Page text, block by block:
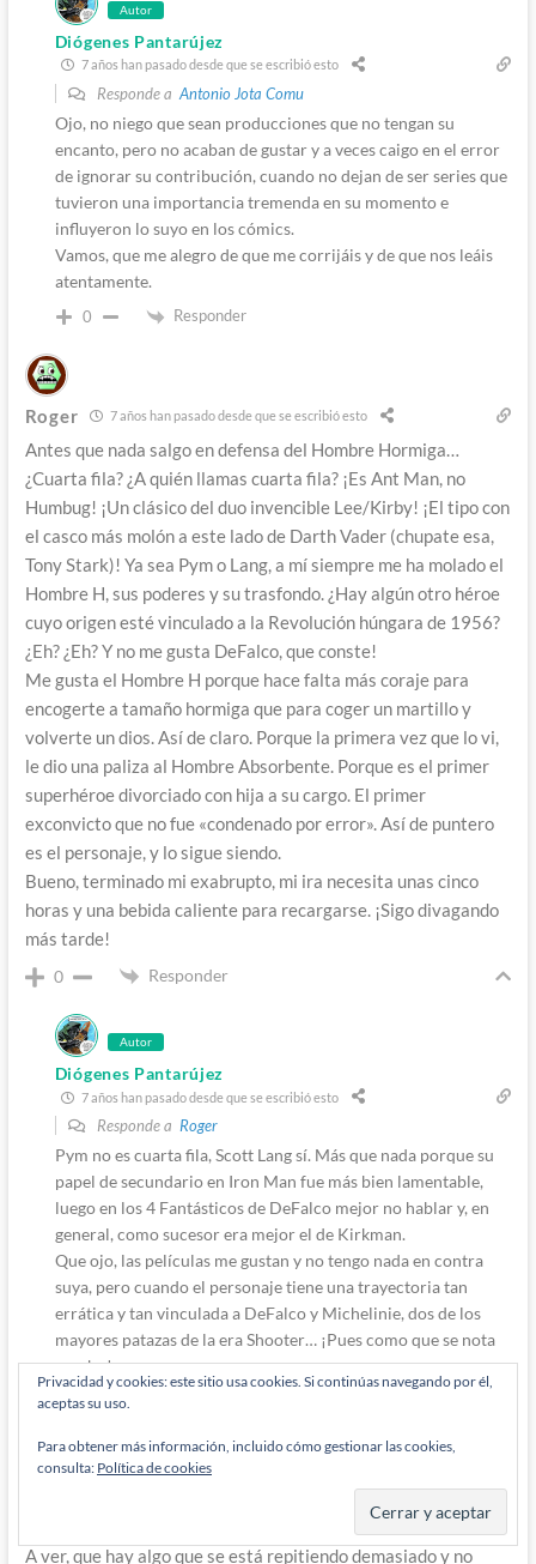
Autor
Diógenes Pantarújez
7 años han pasado desde que se escribió esto
Responde a Antonio Jota Comu
Ojo, no niego que sean producciones que no tengan su
encanto, pero no acaban de gustar y a veces caigo en el error
de ignorar su contribución, cuando no dejan de ser series que
tuvieron una importancia tremenda en su momento e
influyeron lo suyo en los cómics.
Vamos, que me alegro de que me corrijáis y de que nos leáis
atentamente.
0 Responder
Roger 7 años han pasado desde que se escribió esto
Antes que nada salgo en defensa del Hombre Hormiga…
¿Cuarta fila? ¿A quién llamas cuarta fila? ¡Es Ant Man, no
Humbug! ¡Un clásico del duo invencible Lee/Kirby! ¡El tipo con
el casco más molón a este lado de Darth Vader (chupate esa,
Tony Stark)! Ya sea Pym o Lang, a mí siempre me ha molado el
Hombre H, sus poderes y su trasfondo. ¿Hay algún otro héroe
cuyo origen esté vinculado a la Revolución húngara de 1956?
¿Eh? ¿Eh? Y no me gusta DeFalco, que conste!
Me gusta el Hombre H porque hace falta más coraje para
encogerte a tamaño hormiga que para coger un martillo y
volverte un dios. Así de claro. Porque la primera vez que lo vi,
le dio una paliza al Hombre Absorbente. Porque es el primer
superhéroe divorciado con hija a su cargo. El primer
exconvicto que no fue «condenado por error». Así de puntero
es el personaje, y lo sigue siendo.
Bueno, terminado mi exabrupto, mi ira necesita unas cinco
horas y una bebida caliente para recargarse. ¡Sigo divagando
más tarde!
0 Responder
Autor
Diógenes Pantarújez
7 años han pasado desde que se escribió esto
Responde a Roger
Pym no es cuarta fila, Scott Lang sí. Más que nada porque su
papel de secundario en Iron Man fue más bien lamentable,
luego en los 4 Fantásticos de DeFalco mejor no hablar y, en
general, como sucesor era mejor el de Kirkman.
Que ojo, las películas me gustan y no tengo nada en contra
suya, pero cuando el personaje tiene una trayectoria tan
errática y tan vinculada a DeFalco y Michelinie, dos de los
mayores patazas de la era Shooter… ¡Pues como que se nota
mucho!
0
A ver, que hay algo que se está repitiendo demasiado y no
Privacidad y cookies: este sitio usa cookies. Si continúas navegando por él,
aceptas su uso.
Para obtener más información, incluido cómo gestionar las cookies,
consulta: Política de cookies